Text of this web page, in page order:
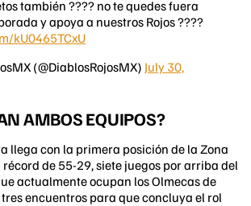
también ???? no te quedes fuera
y apoya a nuestros Rojos ????️
kU0465TCxU
(@DiablosRojosMX) July 30,
AMBOS EQUIPOS?
llega con la primera posición de la Zona
de 55-29, siete juegos por arriba del
actualmente ocupan los Olmecas de
encuentros para que concluya el rol